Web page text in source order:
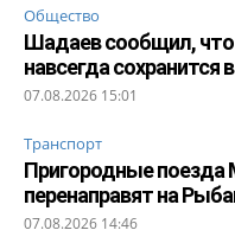
Общество
Шадаев сообщил,
навсегда сохранится
07.08.2026 15:01
Транспорт
Пригородные поезда
перенаправят на
07.08.2026 14:46